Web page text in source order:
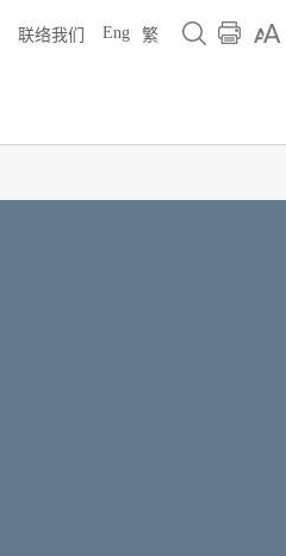
联络我们 Eng 繁